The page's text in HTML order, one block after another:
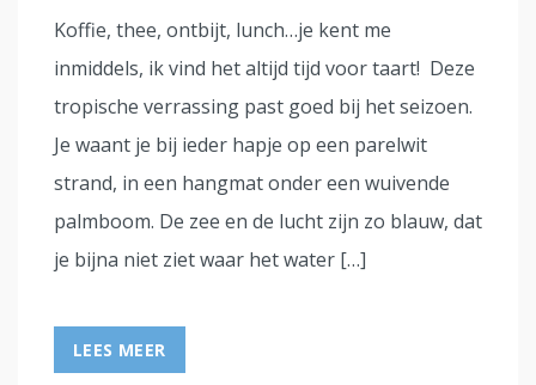
Koffie, thee, ontbijt, lunch…je kent me
inmiddels, ik vind het altijd tijd voor taart! Deze
tropische verrassing past goed bij het seizoen.
Je waant je bij ieder hapje op een parelwit
strand, in een hangmat onder een wuivende
palmboom. De zee en de lucht zijn zo blauw, dat
je bijna niet ziet waar het water […]
LEES MEER